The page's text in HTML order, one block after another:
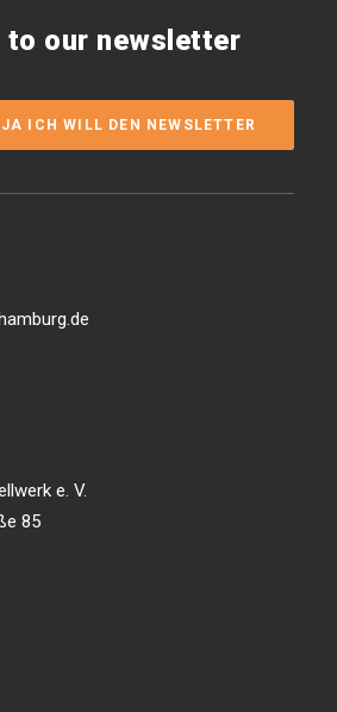
to our newsletter
e. V.
85